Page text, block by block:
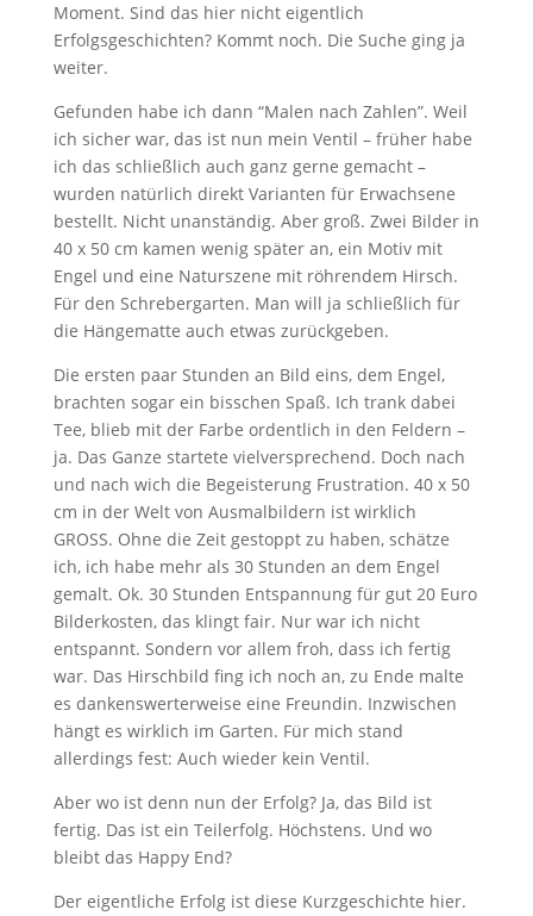
Moment. Sind das hier nicht eigentlich
Erfolgsgeschichten? Kommt noch. Die Suche ging ja
weiter.
Gefunden habe ich dann “Malen nach Zahlen”. Weil
ich sicher war, das ist nun mein Ventil – früher habe
ich das schließlich auch ganz gerne gemacht –
wurden natürlich direkt Varianten für Erwachsene
bestellt. Nicht unanständig. Aber groß. Zwei Bilder in
40 x 50 cm kamen wenig später an, ein Motiv mit
Engel und eine Naturszene mit röhrendem Hirsch.
Für den Schrebergarten. Man will ja schließlich für
die Hängematte auch etwas zurückgeben.
Die ersten paar Stunden an Bild eins, dem Engel,
brachten sogar ein bisschen Spaß. Ich trank dabei
Tee, blieb mit der Farbe ordentlich in den Feldern –
ja. Das Ganze startete vielversprechend. Doch nach
und nach wich die Begeisterung Frustration. 40 x 50
cm in der Welt von Ausmalbildern ist wirklich
GROSS. Ohne die Zeit gestoppt zu haben, schätze
ich, ich habe mehr als 30 Stunden an dem Engel
gemalt. Ok. 30 Stunden Entspannung für gut 20 Euro
Bilderkosten, das klingt fair. Nur war ich nicht
entspannt. Sondern vor allem froh, dass ich fertig
war. Das Hirschbild fing ich noch an, zu Ende malte
es dankenswerterweise eine Freundin. Inzwischen
hängt es wirklich im Garten. Für mich stand
allerdings fest: Auch wieder kein Ventil.
Aber wo ist denn nun der Erfolg? Ja, das Bild ist
fertig. Das ist ein Teilerfolg. Höchstens. Und wo
bleibt das Happy End?
Der eigentliche Erfolg ist diese Kurzgeschichte hier.